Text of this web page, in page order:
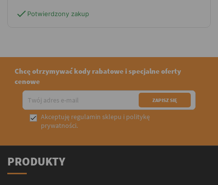
check Potwierdzony zakup
Chcę otrzymywać kody rabatowe i specjalne oferty
cenowe
 Akceptuję regulamin sklepu i politykę
prywatności.
PRODUKTY